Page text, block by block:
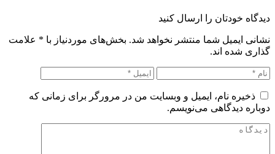
دیدگاه خودتان را ارسال کنید
نشانی ایمیل شما منتشر نخواهد شد. بخش‌های موردنیاز با * علامت
گذاری شده اند.
ذخیره نام، ایمیل و وبسایت من در مرورگر برای زمانی که
دوباره دیدگاهی می‌نویسم.